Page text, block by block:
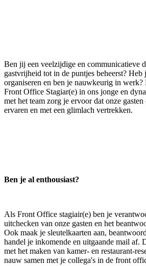
Ben jij een veelzijdige en communicatieve
gastvrijheid tot in de puntjes beheerst? Heb
organiseren en ben je nauwkeurig in werk?
Front Office Stagiar(e) in ons jonge en
met het team zorg je ervoor dat onze
ervaren en met een glimlach vertrekken.
Ben je al enthousiast?
Als Front Office stagiair(e) ben je
uitchecken van onze gasten en het
Ook maak je sleutelkaarten aan,
handel je inkomende en uitgaande mail af.
met het maken van kamer- en restaurant-
nauw samen met je collega's in de front